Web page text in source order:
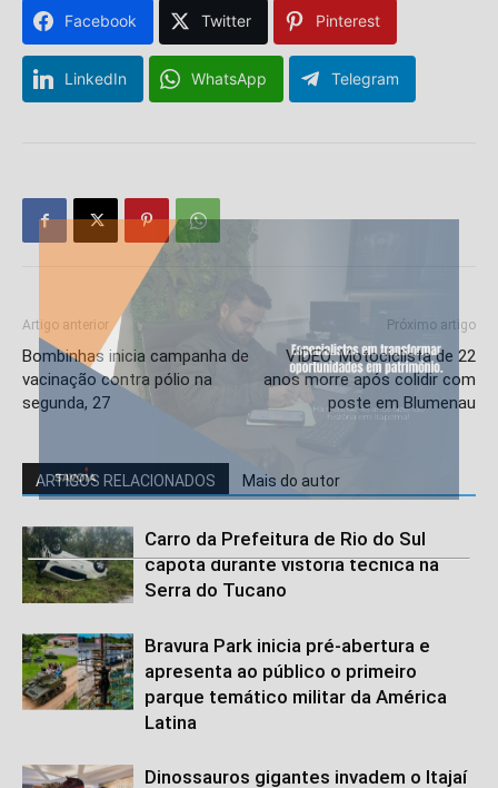
Facebook Twitter Pinterest
LinkedIn WhatsApp Telegram
Artigo anterior
Bombinhas inicia campanha de
vacinação contra pólio na
segunda, 27
Próximo artigo
VÍDEO: Motociclista de 22
anos morre após colidir com
poste em Blumenau
ARTIGOS RELACIONADOS Mais do autor
Carro da Prefeitura de Rio do Sul
capota durante vistoria técnica na
Serra do Tucano
Bravura Park inicia pré-abertura e
apresenta ao público o primeiro
parque temático militar da América
Latina
Dinossauros gigantes invadem o Itajaí